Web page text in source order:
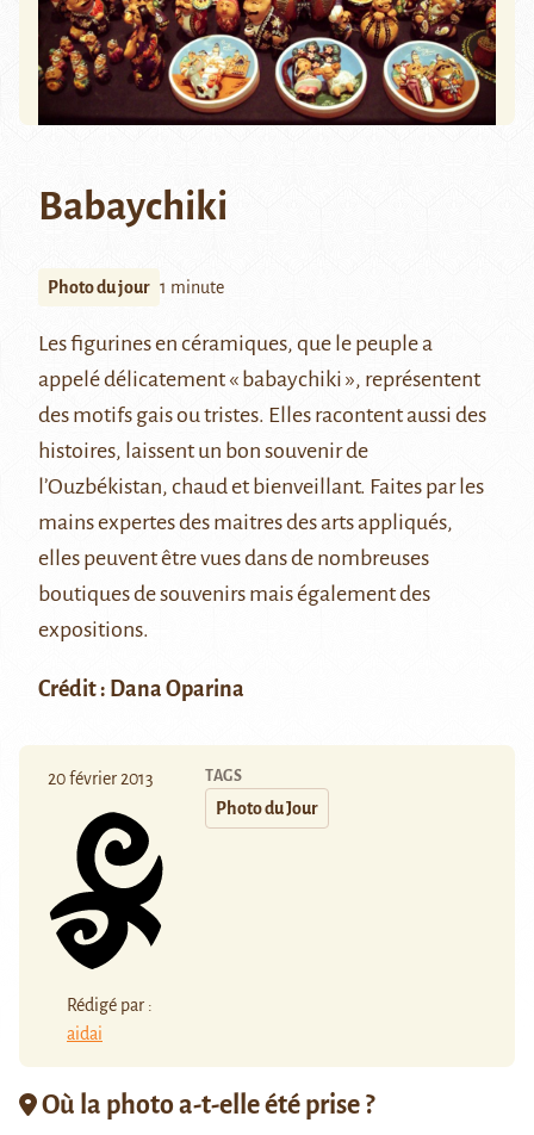
Babaychiki
Photo du jour 1 minute
Les figurines en céramiques, que le peuple a
appelé délicatement « babaychiki », représentent
des motifs gais ou tristes. Elles racontent aussi des
histoires, laissent un bon souvenir de
l’Ouzbékistan, chaud et bienveillant. Faites par les
mains expertes des maitres des arts appliqués,
elles peuvent être vues dans de nombreuses
boutiques de souvenirs mais également des
expositions.
Crédit : Dana Oparina
20 février 2013
Rédigé par :
aidai
TAGS
Photo du Jour
Où la photo a-t-elle été prise ?